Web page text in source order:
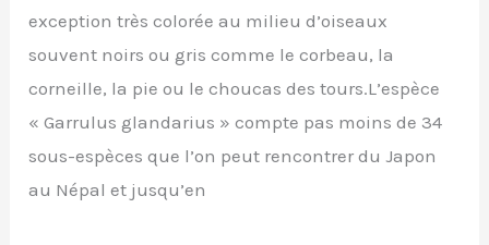
exception très colorée au milieu d’oiseaux
souvent noirs ou gris comme le corbeau, la
corneille, la pie ou le choucas des tours.L’espèce
« Garrulus glandarius » compte pas moins de 34
sous-espèces que l’on peut rencontrer du Japon
au Népal et jusqu’en